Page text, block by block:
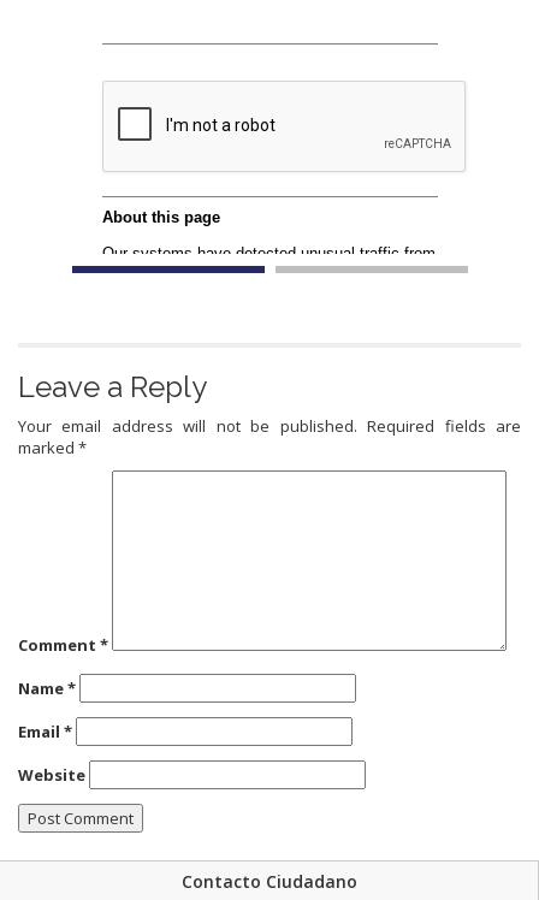
Leave a Reply
Your email address will not be published. Required fields are
marked *
Comment *
Name*
Email *
Website
Contacto Ciudadano